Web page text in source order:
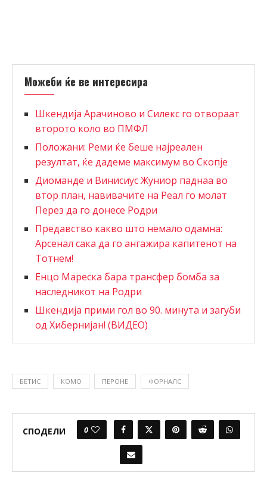
Можеби ќе ве интересира
Шкендија Арачиново и Силекс го отвораат
второто коло во ПМФЛ
Положани: Реми ќе беше најреален
резултат, ќе дадеме максимум во Скопје
Диоманде и Винисиус Жуниор паднаа во
втор план, навивачите на Реал го молат
Перез да го донесе Родри
Предавство какво што немало одамна:
Арсенал сака да го ангажира капитенот на
Тотнем!
Енцо Мареска бара трансфер бомба за
наследникот на Родри
Шкендија прими гол во 90. минута и загуби
од Хибернијан! (ВИДЕО)
БЕТИС КОМО ПЕРОНЕ ФОРНАЛС
СПОДЕЛИ 0